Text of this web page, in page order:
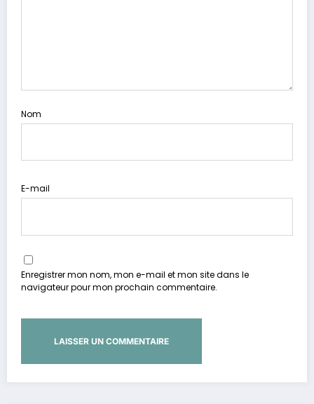
Nom
E-mail
Enregistrer mon nom, mon e-mail et mon site dans le
navigateur pour mon prochain commentaire.